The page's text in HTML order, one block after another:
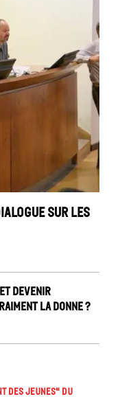
sur les
devenir
la donne ?
des jeunes" du